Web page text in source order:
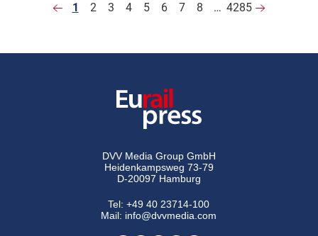
1 2 3 4 5 6 7 8 … 4285
DVV Media Group GmbH
Heidenkampsweg 73-79
D-20097 Hamburg
Tel:+49 40 23714-100
Mail: info@dvvmedia.com